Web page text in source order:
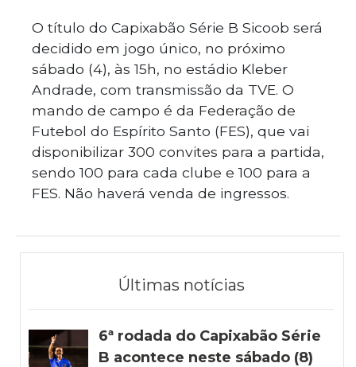
O título do Capixabão Série B Sicoob será
decidido em jogo único, no próximo
sábado (4), às 15h, no estádio Kleber
Andrade, com transmissão da TVE. O
mando de campo é da Federação de
Futebol do Espírito Santo (FES), que vai
disponibilizar 300 convites para a partida,
sendo 100 para cada clube e 100 para a
FES. Não haverá venda de ingressos.
Últimas notícias
6ª rodada do Capixabão Série
B acontece neste sábado (8)